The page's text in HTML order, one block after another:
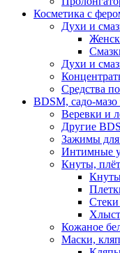
Косметика с
Духи и
Духи и
Средства
BDSM, садо-мазо
Веревки и
Другие
Зажимы для
Интимные
Кнуты,
Кожаное
Маски,